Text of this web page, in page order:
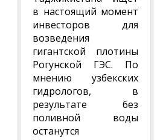
в настоящий момент
инвесторов для
возведения
гигантской плотины
Рогунской ГЭС. По
мнению узбекских
гидрологов, в
результате без
поливной воды
останутся